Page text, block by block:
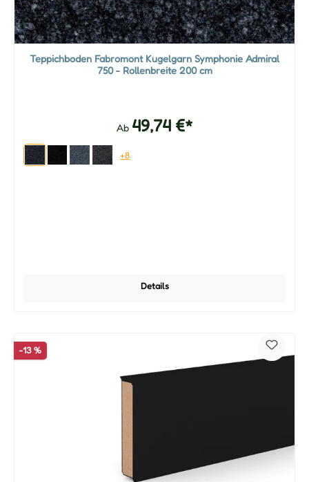
Teppichboden Fabromont Kugelgarn Symphonie Admiral
750 - Rollenbreite 200 cm
Ab 49,74 €*
+8
Details
-13 %